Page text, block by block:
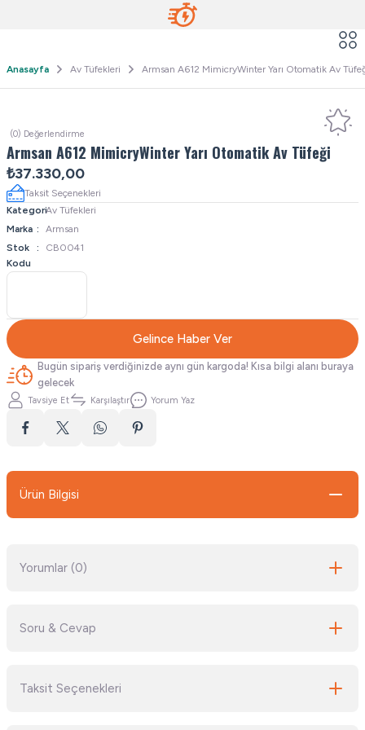
Anasayfa Av Tüfekleri Armsan A612 MimicryWinter Yarı Otomatik Av
(0) Değerlendirme
Armsan A612 MimicryWinter Yarı Otomatik Av Tüfeği
₺37.330,00
Taksit Seçenekleri
KategoriAv Tüfekleri
Marka
Armsan
Stok
Kodu
CB0041
Gelince Haber Ver
Bugün sipariş verdiğinizde aynı gün kargoda! Kısa bilgi alanı buraya
gelecek
Tavsiye Et Karşılaştır Yorum Yaz
Ürün Bilgisi
Yorumlar (0)
Soru & Cevap
Taksit Seçenekleri